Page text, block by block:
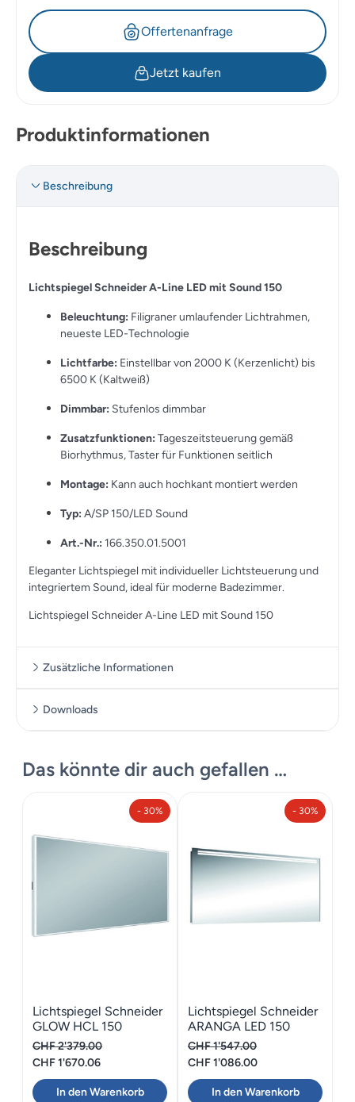
Offertenanfrage
Jetzt kaufen
Produktinformationen
Beschreibung
Beschreibung
Lichtspiegel Schneider A-Line LED mit Sound 150
Beleuchtung: Filigraner umlaufender Lichtrahmen,
neueste LED-Technologie
Lichtfarbe: Einstellbar von 2000 K (Kerzenlicht) bis
6500 K (Kaltweiß)
Dimmbar: Stufenlos dimmbar
Zusatzfunktionen: Tageszeitsteuerung gemäß
Biorhythmus, Taster für Funktionen seitlich
Montage: Kann auch hochkant montiert werden
Typ: A/SP 150/LED Sound
Art.-Nr.: 166.350.01.5001
Eleganter Lichtspiegel mit individueller Lichtsteuerung und
integriertem Sound, ideal für moderne Badezimmer.
Lichtspiegel Schneider A-Line LED mit Sound 150
Zusätzliche Informationen
Maße 150 × 76 cm
Downloads
Datenblatt
Das könnte dir auch gefallen …
- 30%
Lichtspiegel Schneider
GLOW HCL 150
CHF2'379.00
Ursprünglicher
Preis
war:
CHF1'670.06Aktueller
Preis
ist:
In den Warenkorb
- 30%
Lichtspiegel Schneider
ARANGA LED 150
CHF1'547.00
Ursprünglicher
Preis
war:
CHF1'086.00Aktueller
Preis
ist:
In den Warenkorb